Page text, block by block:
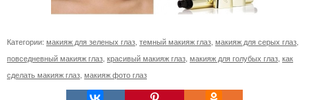
Категории: макияж для зеленых глаз темный макияж глаз макияж для серых глаз
повседневный макияж глаз красивый макияж глаз макияж для голубых глаз как
сделать макияж глаз макияж фото глаз